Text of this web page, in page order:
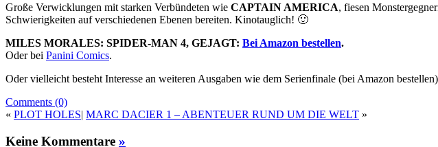
Große Verwicklungen mit starken Verbündeten wie CAPTAIN AMERICA, fiesen
Schwierigkeiten auf verschiedenen Ebenen bereiten. Kinotauglich! 🙂
MILES MORALES: SPIDER-MAN 4, GEJAGT: Bei Amazon bestellen.
Oder bei Panini Comics.
Oder vielleicht besteht Interesse an weiteren Ausgaben wie dem Serienfinale (bei Amazon
Comments (0)
« PLOT HOLES| MARC DACIER 1 – ABENTEUER RUND UM DIE WELT »
Keine Kommentare »